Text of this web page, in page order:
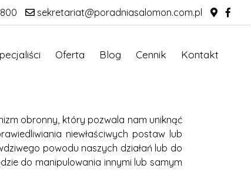
sekretariat@poradniasalomon.com.pl
Oferta Blog Cennik Kontakt
obronny, który pozwala nam uniknąć
niewłaściwych postaw lub
powodu naszych działań lub do
do manipulowania innymi lub samym